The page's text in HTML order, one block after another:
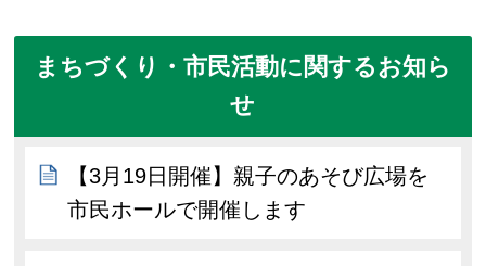
まちづくり・市民活動に関するお知ら
せ
【3月19日開催】親子のあそび広場を
市民ホールで開催します